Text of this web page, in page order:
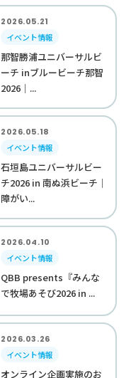
2026.05.21
イベント情報
那智勝浦ユニバーサルビ
ーチ inブルービーチ那智
2026｜...
2026.05.18
イベント情報
石垣島ユニバーサルビー
チ2026 in 南ぬ浜ビーチ｜
障がい...
2026.04.10
イベント情報
QBB presents『みんな
で牧場あそび2026 in ...
2026.03.26
イベント情報
オンライン企画実施のお